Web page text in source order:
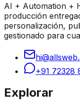
AI + Automation +
producción
personalización,
gestionado para
+91 72328
Explorar